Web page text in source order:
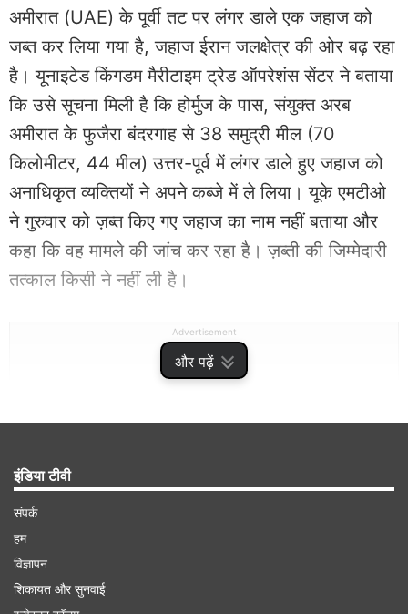
और पढ़ें
अमीरात (UAE) के पूर्वी तट पर लंगर डाले एक जहाज को
जब्त कर लिया गया है, जहाज ईरान जलक्षेत्र की ओर बढ़ रहा
है। यूनाइटेड किंगडम मैरीटाइम ट्रेड ऑपरेशंस सेंटर ने बताया
कि उसे सूचना मिली है कि होर्मुज के पास, संयुक्त अरब
अमीरात के फुजैरा बंदरगाह से 38 समुद्री मील (70
किलोमीटर, 44 मील) उत्तर-पूर्व में लंगर डाले हुए जहाज को
अनाधिकृत व्यक्तियों ने अपने कब्जे में ले लिया। यूके एमटीओ
ने गुरुवार को ज़ब्त किए गए जहाज का नाम नहीं बताया और
कहा कि वह मामले की जांच कर रहा है। ज़ब्ती की जिम्मेदारी
तत्काल किसी ने नहीं ली है।
Advertisement
ट्रंप के बीजिंग यात्रा के दौरान हुई जब्ती
इंडिया टीवी
संपर्क
हम
विज्ञापन
शिकायत और सुनवाई